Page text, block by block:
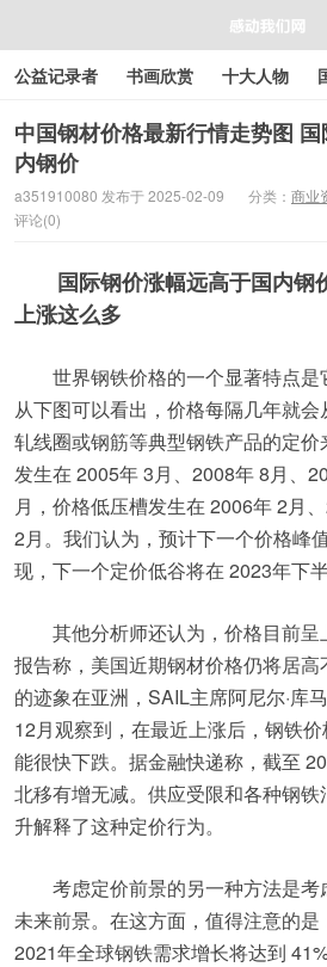
感动我们网
公益记录者 书画欣赏 十大人物
好人好事 感人资讯 商业资讯 在
中国钢材价格最新行情走势图
内钢价
a351910080 发布于 2025-02-09 分类： 商业
评论(0)
国际钢价涨幅远高于国内钢
上涨这么多
世界钢铁价格的一个显著特点是
从下图可以看出，价格每隔几年就
轧线圈或钢筋等典型钢铁产品的定
发生在 2005年 3月、2008年 8月、
月，价格低压槽发生在 2006年 2月
2月。我们认为，预计下一个价格峰
现，下一个定价低谷将在 2023年下半
其他分析师还认为，价格目前
报告称，美国近期钢材价格仍将居
的迹象在亚洲，SAIL主席阿尼尔·库
12月观察到，在最近上涨后，钢铁
能很快下跌。据金融快递称，截至
北移有增无减。供应受限和各种钢
升解释了这种定价行为。
考虑定价前景的另一种方法是
未来前景。在这方面，值得注意的是
2021年全球钢铁需求增长将达到